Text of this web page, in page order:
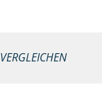
VERGLEICHEN